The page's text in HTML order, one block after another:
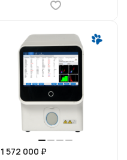
1 572 000 ₽